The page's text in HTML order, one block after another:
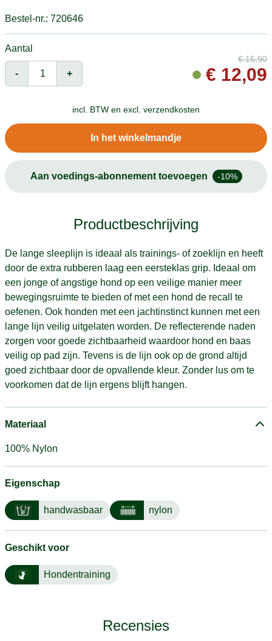
Bestel-nr.: 720646
Aantal
- +
€15,90
€ 12,09
incl. BTW en excl. verzendkosten
In het winkelmandje
Aan voedings-abonnement toevoegen -10%
Productbeschrijving
De lange sleeplijn is ideaal als trainings- of zoeklijn en heeft
door de extra rubberen laag een eersteklas grip. Ideaal om
een jonge of angstige hond op een veilige manier meer
bewegingsruimte te bieden of met een hond de recall te
oefenen. Ook honden met een jachtinstinct kunnen met een
lange lijn veilig uitgelaten worden. De reflecterende naden
zorgen voor goede zichtbaarheid waardoor hond en baas
veilig op pad zijn. Tevens is de lijn ook op de grond altijd
goed zichtbaar door de opvallende kleur. Zonder lus om te
voorkomen dat de lijn ergens blijft hangen.
Materiaal
100% Nylon
Eigenschap
handwasbaar nylon
Geschikt voor
Hondentraining
Recensies